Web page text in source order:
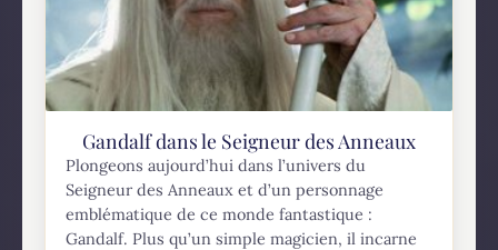
Gandalf dans le Seigneur des Anneaux
Plongeons aujourd’hui dans l’univers du
Seigneur des Anneaux et d’un personnage
emblématique de ce monde fantastique :
Gandalf. Plus qu’un simple magicien, il incarne